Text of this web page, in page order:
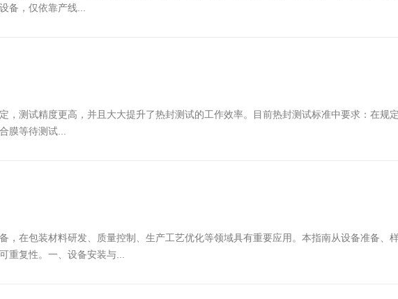
备，仅依靠产线...
测试精度更高，并且大大提升了热封测试的工作效率。目前热封测试标准中要求：在规
膜等待测试...
在包装材料研发、质量控制、生产工艺优化等领域具有重要应用。本指南从设备准备、
重复性。一、设备安装与...